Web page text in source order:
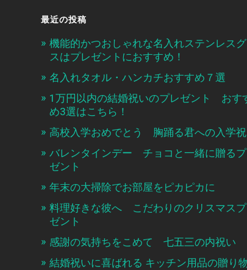
最近の投稿
機能的かつおしゃれな名入れステンレスグ
スはプレゼントにおすすめ！
名入れタオル・ハンカチおすすめ７選
1万円以内の結婚祝いのプレゼント おす
め3選はこちら！
高校入学おめでとう 胸踊る君への入学
バレンタインデー チョコと一緒に贈るプ
ゼント
年末の大掃除でお部屋をピカピカに
料理好きな彼へ こだわりのクリスマスプ
ゼント
感謝の気持ちをこめて 七五三の内祝い
結婚祝いに喜ばれる キッチン用品の贈り